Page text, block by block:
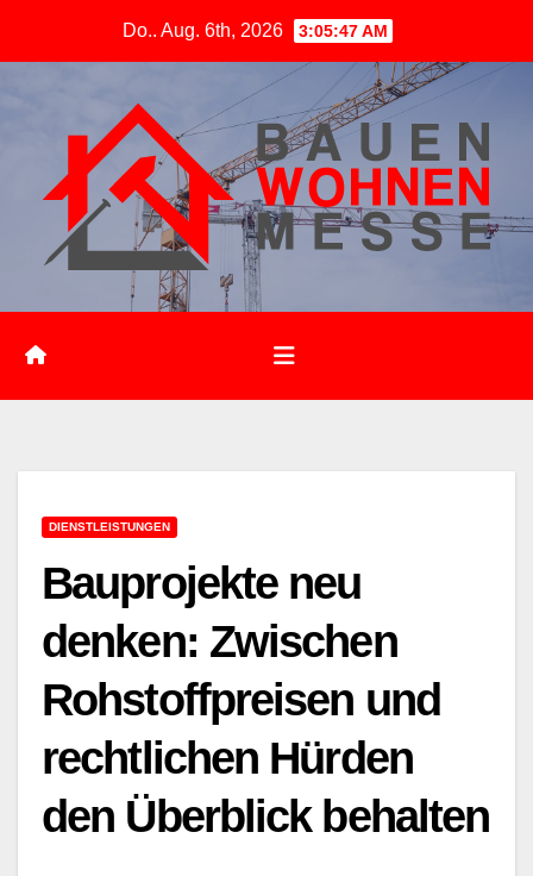
Do.. Aug. 6th, 2026 3:05:49 AM
DIENSTLEISTUNGEN
Bauprojekte neu
denken: Zwischen
Rohstoffpreisen und
rechtlichen Hürden
den Überblick behalten